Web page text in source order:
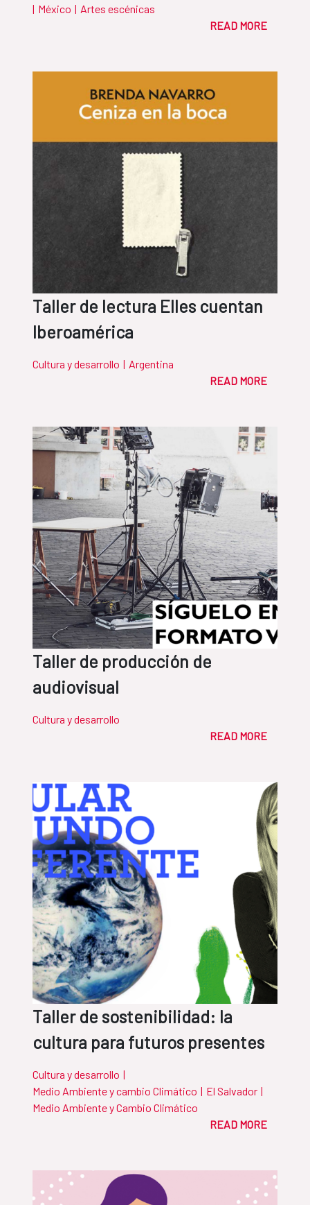
| México | Artes escénicas
READ MORE
Taller de lectura Elles cuentan
Iberoamérica
Cultura y desarrollo | Argentina
READ MORE
Taller de producción de
audiovisual
Cultura y desarrollo
READ MORE
Taller de sostenibilidad: la
cultura para futuros presentes
Cultura y desarrollo |
Medio Ambiente y cambio Climático | El Salvador |
Medio Ambiente y Cambio Climático
READ MORE